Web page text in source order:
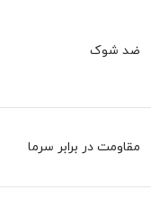
ضد شوک
مقاومت در برابر سرما